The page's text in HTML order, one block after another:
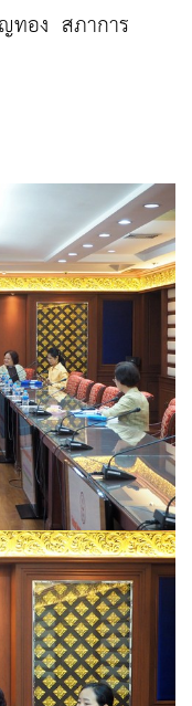
ทอง สภาการ